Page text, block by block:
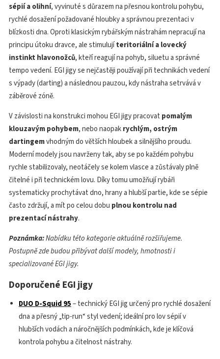
sépií a olihní, vyvinuté s důrazem na přesnou kontrolu pohybu,
rychlé dosažení požadované hloubky a správnou prezentaci v
blízkosti dna. Oproti klasickým rybářským nástrahám nepracují na
principu útoku dravce, ale stimulujíteritoriální a lovecký
instinkt hlavonožců, kteří reagují na pohyb, siluetu a správné
tempo vedení. EGI jigy se nejčastěji používají při technikách vedení
s výpady (darting) a následnou pauzou, kdy nástraha setrvává v
záběrové zóně.
V závislosti na konstrukci mohou EGI jigy pracovat pomalým
klouzavým pohybem, nebo naopakrychlým, ostrým
dartingemvhodným do větších hloubek a silnějšího proudu.
Moderní modely jsou navrženy tak, aby se po každém pohybu
rychle stabilizovaly, neotáčely se kolem vlasce a zůstávaly plně
čitelné i při technickém lovu. Díky tomu umožňují rybáři
systematicky prochytávat dno, hrany a hlubší partie, kde se sépie
často zdržují, a mít po celou dobu plnou kontrolu nad
prezentací nástrahy.
Poznámka:Nabídku této kategorie aktuálně rozšiřujeme.
Postupně zde budou přibývat další modely, hmotnosti i
specializované EGI jigy.
Doporučené EGI jigy
DUO D-Squid 95– technický EGI jig určený pro rychlé dosažení
dna a přesný „tip-run“ styl vedení; ideální pro lov sépií v
hlubších vodách a náročnějších podmínkách, kde je klíčová
kontrola pohybu a čitelnost nástrahy.